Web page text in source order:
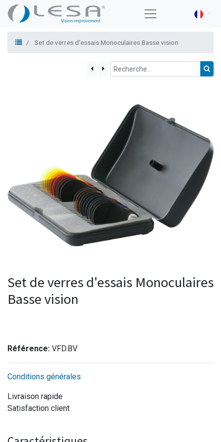
Set de verres d'essais Monoculaires Basse vision
Set de verres d'essais Monoculaires
Basse vision
Référence: VFD.BV
Conditions générales
Livraison rapide
Satisfaction client